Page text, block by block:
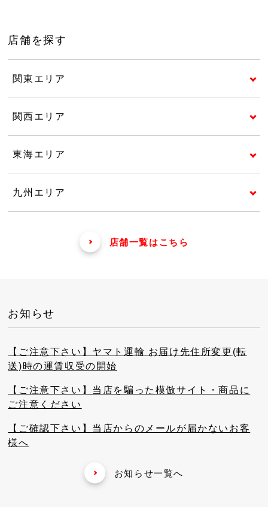
店舗を探す
関東エリア
関西エリア
東海エリア
九州エリア
店舗一覧はこちら
お知らせ
【ご注意下さい】ヤマト運輸 お届け先住所変更(転
送)時の運賃収受の開始
【ご注意下さい】当店を騙った模倣サイト・商品に
ご注意ください
【ご確認下さい】当店からのメールが届かないお客
様へ
お知らせ一覧へ